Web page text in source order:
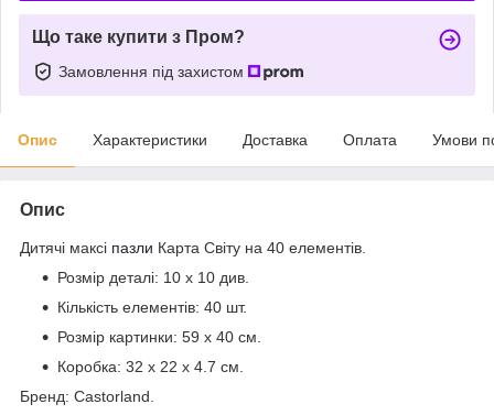
Що таке купити з Пром?
Замовлення під захистом
Опис Характеристики Доставка Оплата Умови
Опис
Дитячі максі пазли Карта Світу на 40 елементів.
Розмір деталі: 10 х 10 див.
Кількість елементів: 40 шт.
Розмір картинки: 59 х 40 см
Коробка: 32 x 22 x 4.7 см
Бренд: Castorland.